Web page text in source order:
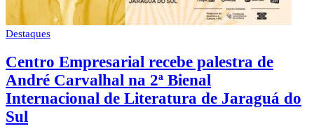
Destaques
Centro Empresarial recebe palestra de
André Carvalhal na 2ª Bienal
Internacional de Literatura de Jaraguá do
Sul